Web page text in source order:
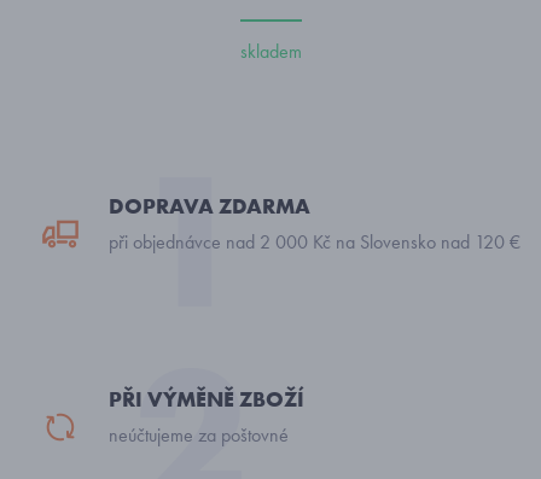
skladem
DOPRAVA ZDARMA
při objednávce nad 2 000 Kč na Slovensko nad 120 €
PŘI VÝMĚNĚ ZBOŽÍ
neúčtujeme za poštovné